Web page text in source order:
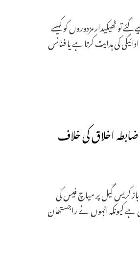
تو ٹھیکیدار مزدوروں کو کیسے
کی ہدایت کرتا ہے یا فنانس
اخلاق کی خلاف
کریس گیل پر میاچ فیس کی
ہے کیونکہ انہوں نے راجستھان